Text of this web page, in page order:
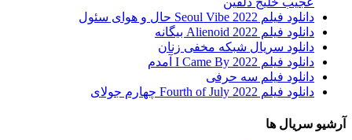
دانلود فیلم Seoul Vibe 2022 حال و هوای سئول
دانلود فیلم Alienoid 2022 بیگانه
دانلود سریال شبکه مخفی زنان
دانلود فیلم I Came By 2022 آمدم
دانلود فیلم سه حرفی
دانلود فیلم Fourth of July 2022 چهارم جولای
آرشیو سریال ها